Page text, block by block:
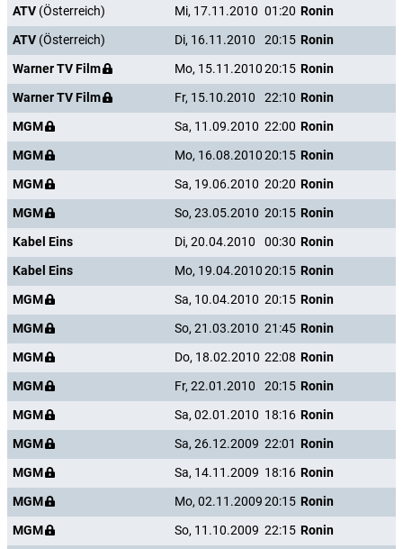
ATV (Österreich) Mi, 17.11.2010 01:20 Ronin
ATV (Österreich) Di, 16.11.2010 20:15 Ronin
Warner TV Film
Mo, 15.11.201020:15 Ronin
Warner TV Film
Fr, 15.10.2010 22:10 Ronin
MGM
Sa, 11.09.2010 22:00 Ronin
MGM
Mo, 16.08.201020:15 Ronin
MGM
Sa, 19.06.2010 20:20 Ronin
MGM
So, 23.05.2010 20:15 Ronin
Kabel Eins
Di, 20.04.2010 00:30 Ronin
Kabel Eins
Mo, 19.04.201020:15 Ronin
MGM
Sa, 10.04.2010 20:15 Ronin
MGM
So, 21.03.2010 21:45 Ronin
MGM
Do, 18.02.2010 22:08 Ronin
MGM
Fr, 22.01.2010 20:15 Ronin
MGM
Sa, 02.01.2010 18:16 Ronin
MGM
Sa, 26.12.2009 22:01 Ronin
MGM
Sa, 14.11.2009 18:16 Ronin
MGM
Mo, 02.11.200920:15 Ronin
MGM
So, 11.10.2009 22:15 Ronin